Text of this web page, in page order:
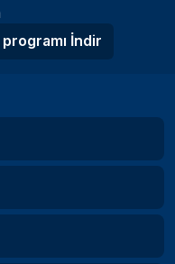
programı İndir